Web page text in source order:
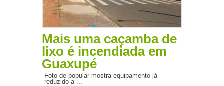
Mais uma caçamba de
lixo é incendiada em
Guaxupé
Foto de popular mostra equipamento já
reduzido a ...